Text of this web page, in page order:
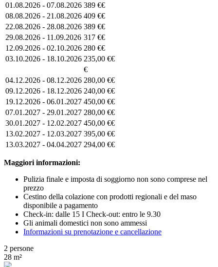
01.08.2026 - 07.08.2026 389 €€
08.08.2026 - 21.08.2026 409 €€
22.08.2026 - 28.08.2026 389 €€
29.08.2026 - 11.09.2026 317 €€
12.09.2026 - 02.10.2026 280 €€
03.10.2026 - 18.10.2026 235,00 €€
€
04.12.2026 - 08.12.2026 280,00 €€
09.12.2026 - 18.12.2026 240,00 €€
19.12.2026 - 06.01.2027 450,00 €€
07.01.2027 - 29.01.2027 280,00 €€
30.01.2027 - 12.02.2027 450,00 €€
13.02.2027 - 12.03.2027 395,00 €€
13.03.2027 - 04.04.2027 294,00 €€
Maggiori informazioni:
Pulizia finale e imposta di soggiorno non sono comprese nel
prezzo
Cestino della colazione con prodotti regionali e del maso
disponibile a pagamento
Check-in: dalle 15 I Check-out: entro le 9.30
Gli animali domestici non sono ammessi
Informazioni su prenotazione e cancellazione
2 persone
28 m²